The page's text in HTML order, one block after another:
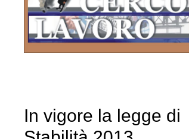
In vigore la legge di